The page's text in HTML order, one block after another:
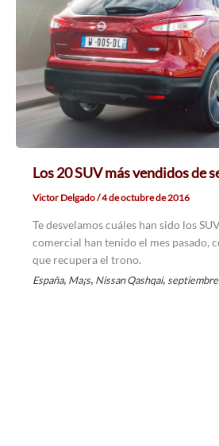
Los 20 SUV más vendidos de
Victor Delgado/4 de octubre de 2016
Te desvelamos cuáles han sido los
comercial han tenido el mes pasado,
que recupera el trono.
España, Ma¡s, Nissan Qashqai, septiembre